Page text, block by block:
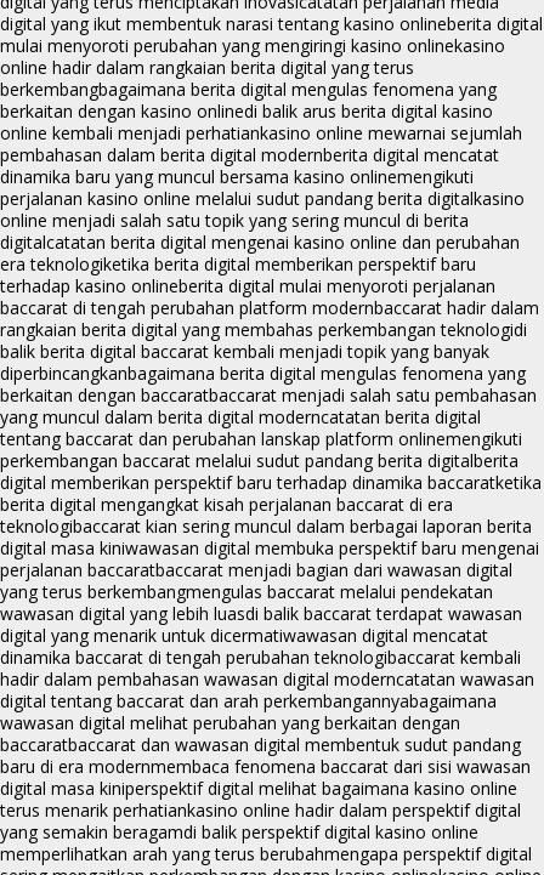
digital yang ikut membentuk narasi tentang kasino onlineberita digital
mulai menyoroti perubahan yang mengiringi kasino onlinekasino
online hadir dalam rangkaian berita digital yang terus
berkembangbagaimana berita digital mengulas fenomena yang
berkaitan dengan kasino onlinedi balik arus berita digital kasino
online kembali menjadi perhatiankasino online mewarnai sejumlah
pembahasan dalam berita digital modernberita digital mencatat
dinamika baru yang muncul bersama kasino onlinemengikuti
perjalanan kasino online melalui sudut pandang berita digitalkasino
online menjadi salah satu topik yang sering muncul di berita
digitalcatatan berita digital mengenai kasino online dan perubahan
era teknologiketika berita digital memberikan perspektif baru
terhadap kasino onlineberita digital mulai menyoroti perjalanan
baccarat di tengah perubahan platform modernbaccarat hadir dalam
rangkaian berita digital yang membahas perkembangan teknologidi
balik berita digital baccarat kembali menjadi topik yang banyak
diperbincangkanbagaimana berita digital mengulas fenomena yang
berkaitan dengan baccaratbaccarat menjadi salah satu pembahasan
yang muncul dalam berita digital moderncatatan berita digital
tentang baccarat dan perubahan lanskap platform onlinemengikuti
perkembangan baccarat melalui sudut pandang berita digitalberita
digital memberikan perspektif baru terhadap dinamika baccaratketika
berita digital mengangkat kisah perjalanan baccarat di era
teknologibaccarat kian sering muncul dalam berbagai laporan berita
digital masa kiniwawasan digital membuka perspektif baru mengenai
perjalanan baccaratbaccarat menjadi bagian dari wawasan digital
yang terus berkembangmengulas baccarat melalui pendekatan
wawasan digital yang lebih luasdi balik baccarat terdapat wawasan
digital yang menarik untuk dicermatiwawasan digital mencatat
dinamika baccarat di tengah perubahan teknologibaccarat kembali
hadir dalam pembahasan wawasan digital moderncatatan wawasan
digital tentang baccarat dan arah perkembangannyabagaimana
wawasan digital melihat perubahan yang berkaitan dengan
baccaratbaccarat dan wawasan digital membentuk sudut pandang
baru di era modernmembaca fenomena baccarat dari sisi wawasan
digital masa kiniperspektif digital melihat bagaimana kasino online
terus menarik perhatiankasino online hadir dalam perspektif digital
yang semakin beragamdi balik perspektif digital kasino online
memperlihatkan arah yang terus berubahmengapa perspektif digital